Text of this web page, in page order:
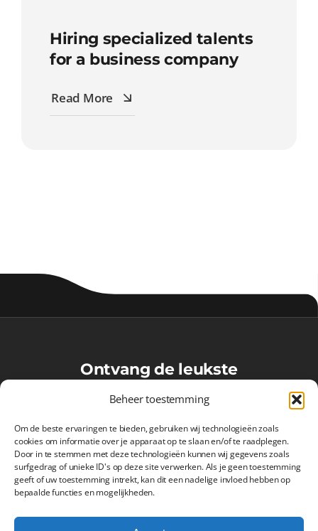
Beheer toestemming
Om de beste ervaringen te bieden, gebruiken wij technologieën zoals
cookies om informatie over je apparaat op te slaan en/of te raadplegen.
Door in te stemmen met deze technologieën kunnen wij gegevens zoals
surfgedrag of unieke ID's op deze site verwerken. Als je geen toestemming
geeft of uw toestemming intrekt, kan dit een nadelige invloed hebben op
bepaalde functies en mogelijkheden.
Hiring specialized talents
for a business company
Read More
Ontvang de leukste
inbox!
Inschrijven